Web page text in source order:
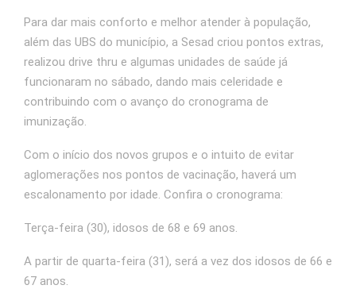
Para dar mais conforto e melhor atender à população,
além das UBS do município, a Sesad criou pontos extras,
realizou drive thru e algumas unidades de saúde já
funcionaram no sábado, dando mais celeridade e
contribuindo com o avanço do cronograma de
imunização.
Com o início dos novos grupos e o intuito de evitar
aglomerações nos pontos de vacinação, haverá um
escalonamento por idade. Confira o cronograma:
Terça-feira (30), idosos de 68 e 69 anos.
A partir de quarta-feira (31), será a vez dos idosos de 66 e
67 anos.